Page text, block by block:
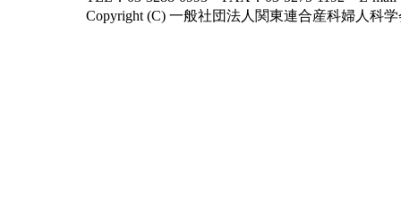
Copyright (C) 一般社団法人関東連合産科婦人科